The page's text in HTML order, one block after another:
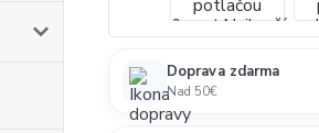
Doprava zdarma
Nad 50€